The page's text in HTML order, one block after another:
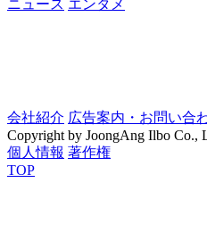
ニュース エンタメ
会社紹介 広告案内・お問い合
Copyright by JoongAng Ilbo Co.,
個人情報 著作権
TOP